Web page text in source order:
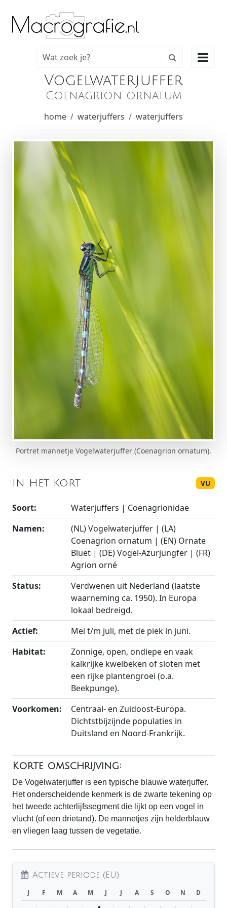

Vogelwaterjuffer
Coenagrion ornatum
home waterjuffers waterjuffers
Portret mannetje Vogelwaterjuffer (Coenagrion ornatum).
In het kort VU
Soort:
Waterjuffers | Coenagrionidae
Namen:
(NL) Vogelwaterjuffer | (LA)
Coenagrion ornatum | (EN) Ornate
Bluet | (DE) Vogel-Azurjungfer | (FR)
Agrion orné
Status:
Verdwenen uit Nederland (laatste
waarneming ca. 1950). In Europa
lokaal bedreigd.
Actief:
Mei t/m juli, met de piek in juni.
Habitat:
Zonnige, open, ondiepe en vaak
kalkrijke kwelbeken of sloten met
een rijke plantengroei (o.a.
Beekpunge).
Voorkomen:
Centraal- en Zuidoost-Europa.
Dichtstbijzijnde populaties in
Duitsland en Noord-Frankrijk.
Korte omschrijving:
De Vogelwaterjuffer is een typische blauwe waterjuffer.
Het onderscheidende kenmerk is de zwarte tekening op
het tweede achterlijfssegment die lijkt op een vogel in
vlucht (of een drietand). De mannetjes zijn helderblauw
en vliegen laag tussen de vegetatie.
Actieve periode (EU)
J F M A M J J A S O N D